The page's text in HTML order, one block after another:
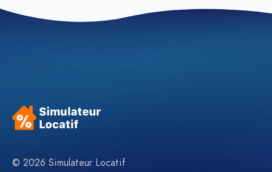
© 2026 Simulateur Locatif